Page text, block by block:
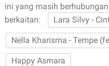
ini yang masih
berkaitan:
Lara Silvy -
Nella Kharisma - Tempe
Happy Asmara